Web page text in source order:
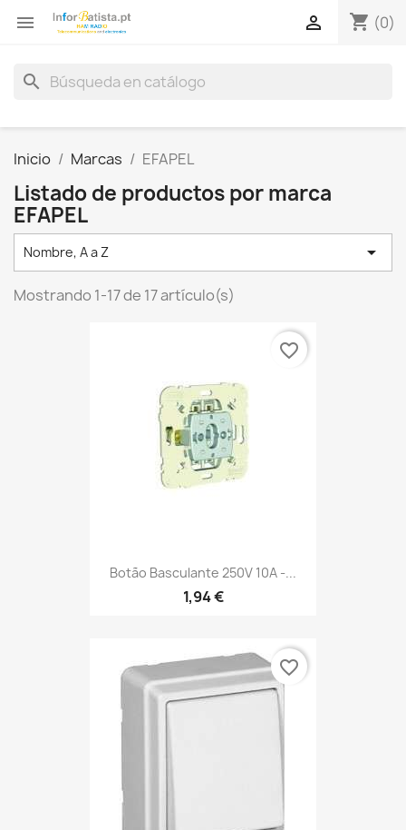
 shopping_cart (0)

search
Inicio Marcas EFAPEL
Listado de productos por marca
EFAPEL
Nombre, A a Z 
Mostrando 1-17 de 17 artículo(s)
Botão Basculante 250V 10A -...
1,94 €
favorite_border
favorite_border